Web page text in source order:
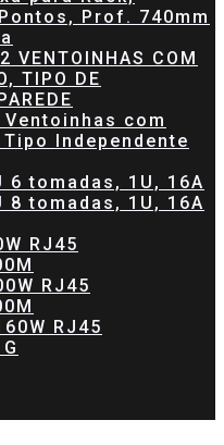
Prof. 740mm
VENTOINHAS COM
TIPO DE
com
Independente
6 tomadas, 1U, 16A
8 tomadas, 1U, 16A
RJ45
RJ45
RJ45